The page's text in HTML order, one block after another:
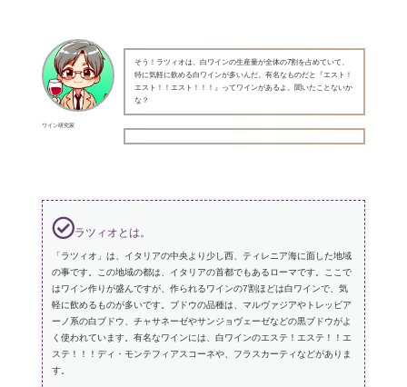
ワイン研究家
そう！ラツィオは、白ワインの生産量が全体の7割を占めていて、
特に気軽に飲める白ワインが多いんだ。有名なものだと『エスト！
エスト！！エスト！！！』ってワインがあるよ。聞いたことないか
な？
ラツィオとは。
「ラツィオ」は、イタリアの中央より少し西、ティレニア海に面した地域
の事です。この地域の都は、イタリアの首都でもあるローマです。ここで
はワイン作りが盛んですが、作られるワインの7割ほどは白ワインで、気
軽に飲めるものが多いです。ブドウの品種は、マルヴァジアやトレッビア
ーノ系の白ブドウ、チャサネーゼやサンジョヴェーゼなどの黒ブドウがよ
く使われています。有名なワインには、白ワインのエステ！エステ！！エ
ステ！！！ディ・モンテフィアスコーネや、フラスカーティなどがありま
す。